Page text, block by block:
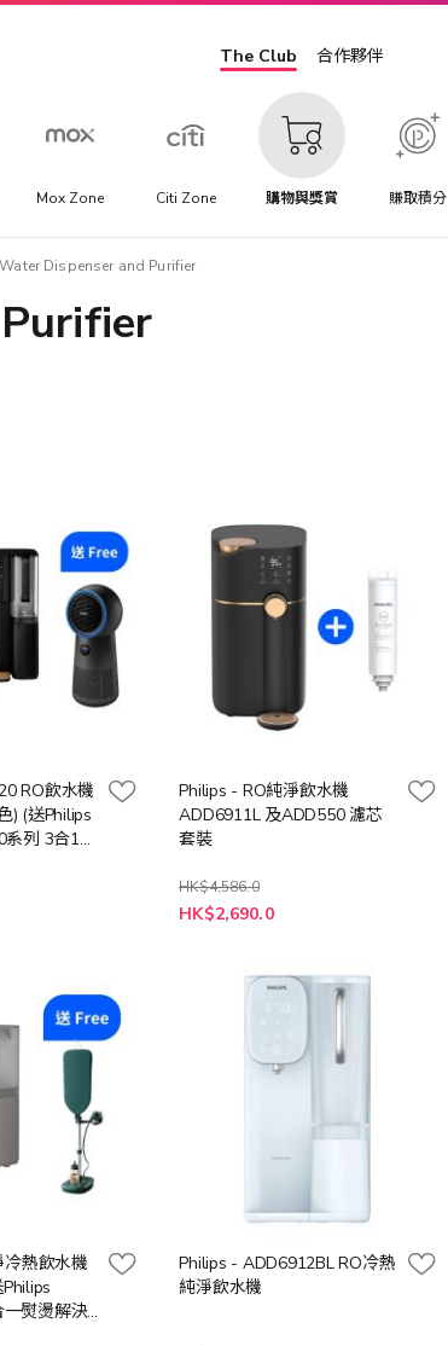
The Club 合作夥伴
Mox Zone Citi Zone 購物與獎賞 賺取積分
Water Dispenser and Purifier
RO飲水機
) (送Philips
列 3合1風
Philips - RO純淨飲水機
ADD6911L 及ADD550 濾芯
套裝
HK$4,586.0
特
殊
HK$2,690.0
熱飲水機
熨燙解決
Philips - ADD6912BL RO冷熱
純淨飲水機